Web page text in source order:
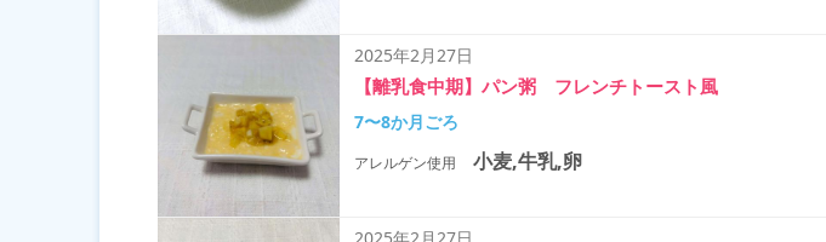
2025年2月27日
【離乳食中期】パン粥 フレンチトースト風
7〜8か月ごろ
アレルゲン使用 小麦,牛乳,卵